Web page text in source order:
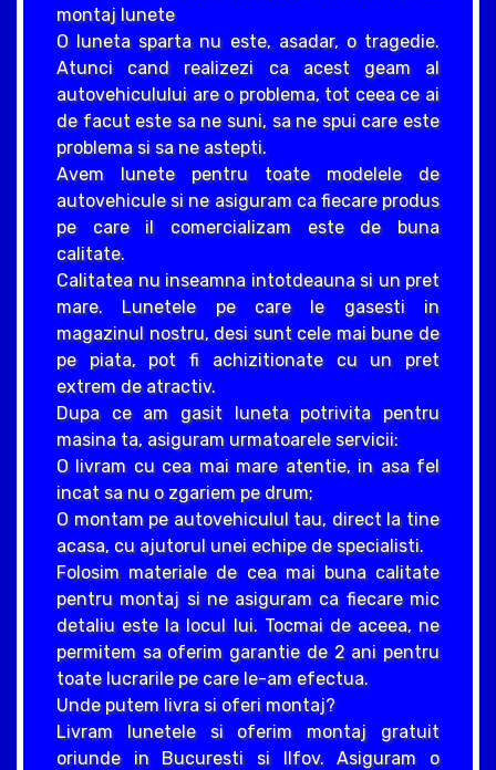
montaj lunete
O luneta sparta nu este, asadar, o tragedie.
Atunci cand realizezi ca acest geam al
autovehiculului are o problema, tot ceea ce ai
de facut este sa ne suni, sa ne spui care este
problema si sa ne astepti.
Avem lunete pentru toate modelele de
autovehicule si ne asiguram ca fiecare produs
pe care il comercializam este de buna
calitate.
Calitatea nu inseamna intotdeauna si un pret
mare. Lunetele pe care le gasesti in
magazinul nostru, desi sunt cele mai bune de
pe piata, pot fi achizitionate cu un pret
extrem de atractiv.
Dupa ce am gasit luneta potrivita pentru
masina ta, asiguram urmatoarele servicii:
O livram cu cea mai mare atentie, in asa fel
incat sa nu o zgariem pe drum;
O montam pe autovehiculul tau, direct la tine
acasa, cu ajutorul unei echipe de specialisti.
Folosim materiale de cea mai buna calitate
pentru montaj si ne asiguram ca fiecare mic
detaliu este la locul lui. Tocmai de aceea, ne
permitem sa oferim garantie de 2 ani pentru
toate lucrarile pe care le-am efectua.
Unde putem livra si oferi montaj?
Livram lunetele si oferim montaj gratuit
oriunde in Bucuresti si Ilfov. Asiguram o